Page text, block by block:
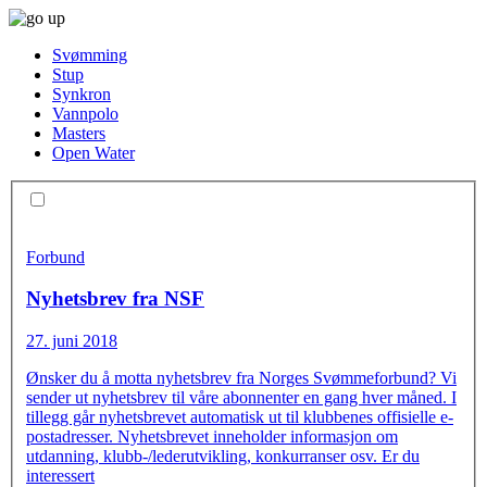
Svømming
Stup
Synkron
Vannpolo
Masters
Open Water
Forbund
Nyhetsbrev fra NSF
27. juni 2018
Ønsker du å motta nyhetsbrev fra Norges Svømmeforbund? Vi
sender ut nyhetsbrev til våre abonnenter en gang hver måned. I
tillegg går nyhetsbrevet automatisk ut til klubbenes offisielle e-
postadresser. Nyhetsbrevet inneholder informasjon om
utdanning, klubb-/lederutvikling, konkurranser osv. Er du
interessert